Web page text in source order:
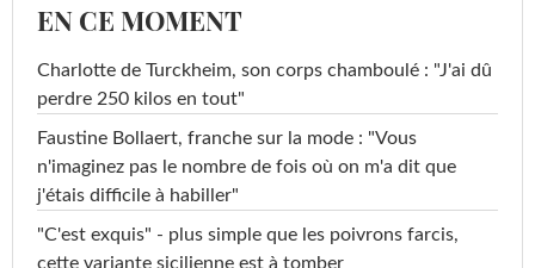
EN CE MOMENT
Charlotte de Turckheim, son corps chamboulé : "J'ai dû
perdre 250 kilos en tout"
Faustine Bollaert, franche sur la mode : "Vous
n'imaginez pas le nombre de fois où on m'a dit que
j'étais difficile à habiller"
"C'est exquis" - plus simple que les poivrons farcis,
cette variante sicilienne est à tomber